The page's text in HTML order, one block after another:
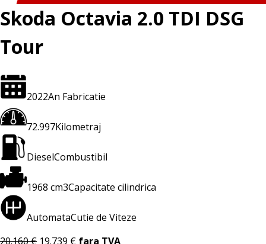
Skoda Octavia 2.0 TDI DSG
Tour
2022An Fabricatie
72.997Kilometraj
DieselCombustibil
1968 cm3Capacitate cilindrica
AutomataCutie de Viteze
20.160 € 19.739 € fara TVA